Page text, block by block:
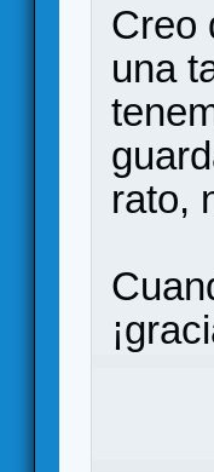
Creo
una
rato,